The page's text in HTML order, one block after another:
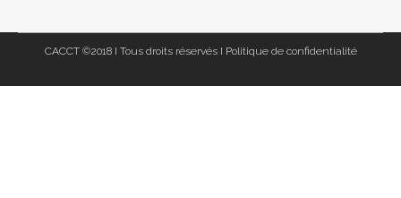
CACCT ©2018 I Tous droits réservés I Politique de confidentialité